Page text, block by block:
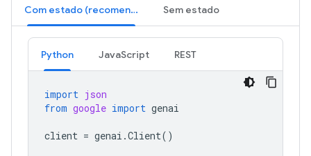
Com estado (recomendado) Sem estado
Python JavaScript REST
import json
from google import genai
client = genai .Client()